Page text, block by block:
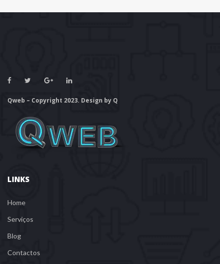
Qweb – Copyright 2023. Design by Q
LINKS
Home
Serviço
Blog
Contacto